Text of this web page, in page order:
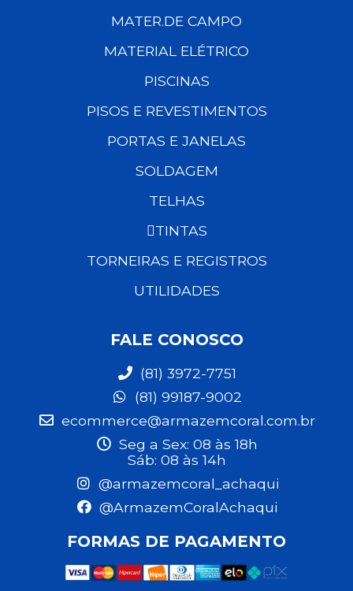
MATER.DE CAMPO
MATERIAL ELÉTRICO
PISCINAS
PISOS E REVESTIMENTOS
PORTAS E JANELAS
SOLDAGEM
TELHAS
TINTAS
TORNEIRAS E REGISTROS
UTILIDADES
FALE CONOSCO
(81) 3972-7751
(81) 99187-9002
ecommerce@armazemcoral.com.br
Seg a Sex: 08 às 18h
Sáb: 08 às 14h
@armazemcoral_achaqui
@ArmazemCoralAchaqui
FORMAS DE PAGAMENTO